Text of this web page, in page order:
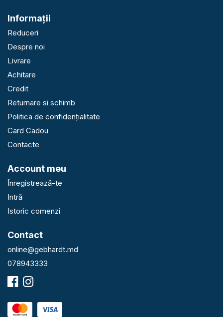
Informaţii
Reduceri
Despre noi
Livrare
Achitare
Credit
Returnare si schimb
Politica de confidențialitate
Card Cadou
Contacte
Account meu
Înregistrează-te
Intră
Istoric comenzi
Contact
online@gebhardt.md
078943333